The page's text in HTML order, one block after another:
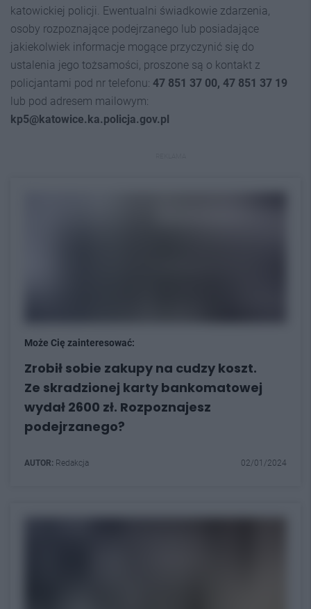
katowickiej policji. Ewentualni świadkowie zdarzenia,
osoby rozpoznające podejrzanego lub posiadające
jakiekolwiek informacje mogące przyczynić się do
ustalenia jego tożsamości, proszone są o kontakt z
policjantami pod nr telefonu: 47 851 37 00, 47 851 37 19
lub pod adresem mailowym:
kp5@katowice.ka.policja.gov.pl
Może Cię zainteresować:
Zrobił sobie zakupy na cudzy koszt.
Ze skradzionej karty bankomatowej
wydał 2600 zł. Rozpoznajesz
podejrzanego?
AUTOR: Redakcja 02/01/2024